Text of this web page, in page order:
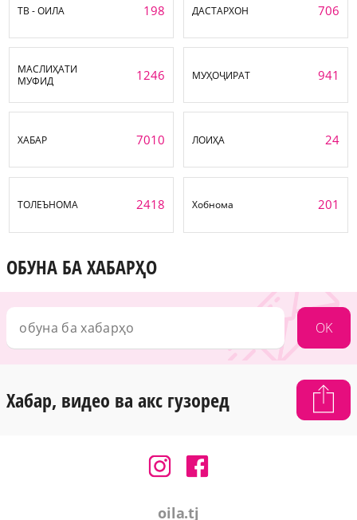
ТВ - ОИЛА 198 ДАСТАРХОН 706
МАСЛИҲАТИ
МУФИД
1246 МУҲОҶИРАТ 941
ХАБАР 7010 ЛОИҲА 24
ТОЛЕЪНОМА 2418 Хобнома 201
ОБУНА БА ХАБАРҲО
OK
Хабар, видео ва акс гузоред
oila.tj